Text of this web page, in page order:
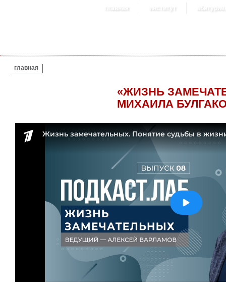
главная институт
ВЫ ЗДЕСЬ
главная
«ЖИЗНЬ
МИХАИЛА